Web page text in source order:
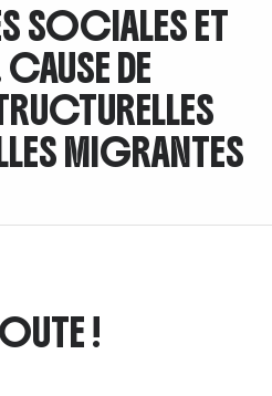
SOCIALES ET
DE
MIGRANTES
!